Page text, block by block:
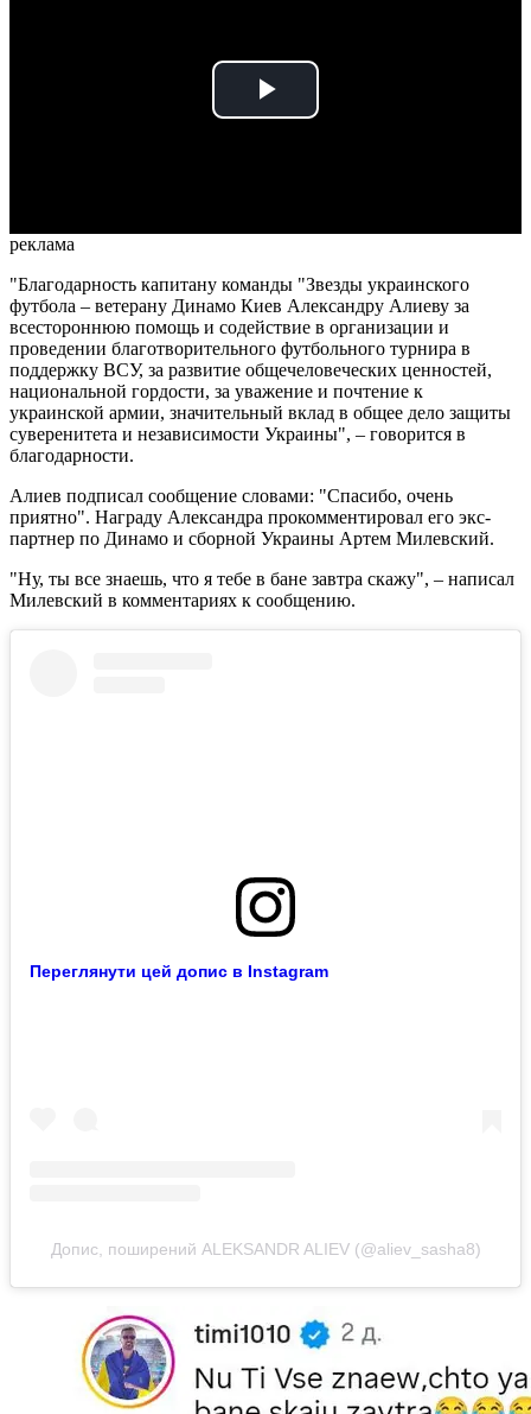
Play
реклама
"Благодарность капитану команды "Звезды украинского
футбола – ветерану Динамо Киев Александру Алиеву за
всестороннюю помощь и содействие в организации и
проведении благотворительного футбольного турнира в
поддержку ВСУ, за развитие общечеловеческих ценностей,
национальной гордости, за уважение и почтение к
украинской армии, значительный вклад в общее дело защиты
суверенитета и независимости Украины", – говорится в
благодарности.
Алиев подписал сообщение словами: "Спасибо, очень
приятно". Награду Александра прокомментировал его экс-
партнер по Динамо и сборной Украины Артем Милевский.
"Ну, ты все знаешь, что я тебе в бане завтра скажу", – написал
Милевский в комментариях к сообщению.
Переглянути цей допис в Instagram
Допис, поширений ALEKSANDR ALIEV (@aliev_sasha8)